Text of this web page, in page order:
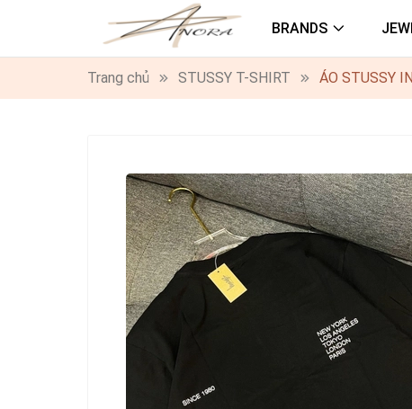
BRANDS
Trang chủ STUSSY T-SHIRT ÁO STUSSY